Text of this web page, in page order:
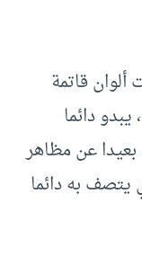
قاتمة
دائما
عن مظاهر
يتصف به دائما